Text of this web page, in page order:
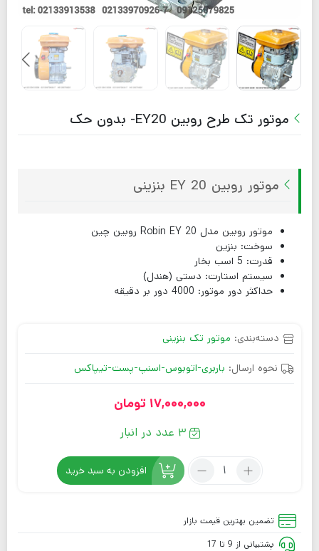
موتور تک طرح روبین EY20- بدون حک
موتور روبین EY 20 بنزینی
موتور روبین مدل Robin EY 20 روبین چین
سوخت: بنزین
قدرت: 5 اسب بخار
سیستم استارت: دستی (هندل)
حداکثر دور موتور: 4000 دور بر دقیقه
دسته‌بندی: موتور تک بنزینی
نحوه ارسال: باربری-اتوبوس-اسنپ-پست-تیپاکس
17,000,000 تومان
3 عدد در انبار
افزودن به سبد خرید
تضمین بهترین قیمت بازار
پشتیبانی از 9 تا 17